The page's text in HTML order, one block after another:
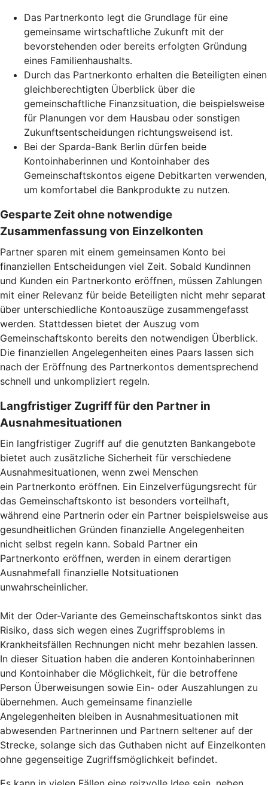
Das Partnerkonto legt die Grundlage für eine
gemeinsame wirtschaftliche Zukunft mit der
bevorstehenden oder bereits erfolgten Gründung
eines Familienhaushalts.
Durch das Partnerkonto erhalten die Beteiligten einen
gleichberechtigten Überblick über die
gemeinschaftliche Finanzsituation, die beispielsweise
für Planungen vor dem Hausbau oder sonstigen
Zukunftsentscheidungen richtungsweisend ist.
Bei der Sparda-Bank Berlin dürfen beide
Kontoinhaberinnen und Kontoinhaber des
Gemeinschaftskontos eigene Debitkarten verwenden,
um komfortabel die Bankprodukte zu nutzen.
Gesparte Zeit ohne notwendige
Zusammenfassung von Einzelkonten
Partner sparen mit einem gemeinsamen Konto bei
finanziellen Entscheidungen viel Zeit. Sobald Kundinnen
und Kunden ein Partnerkonto eröffnen, müssen Zahlungen
mit einer Relevanz für beide Beteiligten nicht mehr separat
über unterschiedliche Kontoauszüge zusammengefasst
werden. Stattdessen bietet der Auszug vom
Gemeinschaftskonto bereits den notwendigen Überblick.
Die finanziellen Angelegenheiten eines Paars lassen sich
nach der Eröffnung des Partnerkontos dementsprechend
schnell und unkompliziert regeln.
Langfristiger Zugriff für den Partner in
Ausnahmesituationen
Ein langfristiger Zugriff auf die genutzten Bankangebote
bietet auch zusätzliche Sicherheit für verschiedene
Ausnahmesituationen, wenn zwei Menschen
ein Partnerkonto eröffnen. Ein Einzelverfügungsrecht für
das Gemeinschaftskonto ist besonders vorteilhaft,
während eine Partnerin oder ein Partner beispielsweise aus
gesundheitlichen Gründen finanzielle Angelegenheiten
nicht selbst regeln kann. Sobald Partner ein
Partnerkonto eröffnen, werden in einem derartigen
Ausnahmefall finanzielle Notsituationen
unwahrscheinlicher.
Mit der Oder-Variante des Gemeinschaftskontos sinkt das
Risiko, dass sich wegen eines Zugriffsproblems in
Krankheitsfällen Rechnungen nicht mehr bezahlen lassen.
In dieser Situation haben die anderen Kontoinhaberinnen
und Kontoinhaber die Möglichkeit, für die betroffene
Person Überweisungen sowie Ein- oder Auszahlungen zu
übernehmen. Auch gemeinsame finanzielle
Angelegenheiten bleiben in Ausnahmesituationen mit
abwesenden Partnerinnen und Partnern seltener auf der
Strecke, solange sich das Guthaben nicht auf Einzelkonten
ohne gegenseitige Zugriffsmöglichkeit befindet.